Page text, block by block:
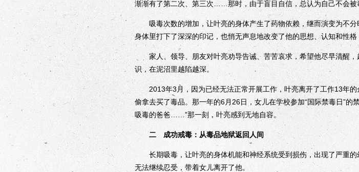
渐渐有了第二次、第三次……那时，由于盲目自信，总认为自己不会被
吸毒次数的增加，让叶亮的身体产生了药物依赖，继而演变为不分
身体里打下了深深的印记，也悄无声息地改变了他的思想、认知和性
家人、领导、朋友对叶亮劝导告诫、苦苦哀求，希望他尽早清醒，
识，在泥沼里越陷越深。
2013年3月，因为已经无法正常开展工作，叶亮离开了工作13年的
偷拿去买了毒品。那一年的6月26日，女儿在学校参加“国际禁毒日”
吸毒的爸爸……”那一刻，叶亮感到无地自容。
二 成功戒毒：从毒品地狱返回人间
长期吸毒，让叶亮的身体机能和神经系统受到损伤，出现了严重的
无法继续忍受，带着女儿离开了他。